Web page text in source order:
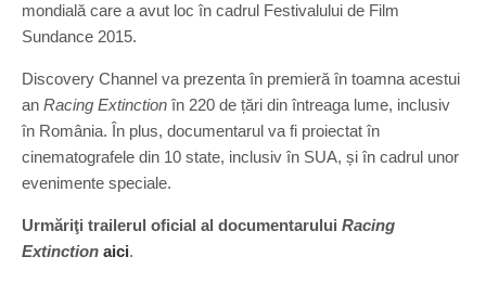
mondială care a avut loc în cadrul Festivalului de Film
Sundance 2015.
Discovery Channel va prezenta în premieră în toamna acestui
an Racing Extinction în 220 de țări din întreaga lume, inclusiv
în România. În plus, documentarul va fi proiectat în
cinematografele din 10 state, inclusiv în SUA, și în cadrul unor
evenimente speciale.
Urmăriţi trailerul oficial al documentarului Racing
Extinction aici.